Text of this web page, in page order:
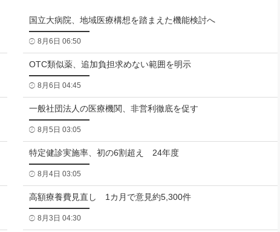
国立大病院、地域医療構想を踏まえた機能検討へ
8月6日 06:50
OTC類似薬、追加負担求めない範囲を明示
8月6日 04:45
一般社団法人の医療機関、非営利徹底を促す
8月5日 03:05
特定健診実施率、初の6割超え 24年度
8月4日 03:05
高額療養費見直し 1カ月で意見約5,300件
8月3日 04:30